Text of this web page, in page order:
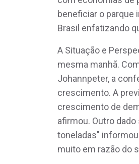
beneficiar o parque
Brasil enfatizando
A Situação e
mesma manhã.
Johannpeter, a
crescimento. A
crescimento de
afirmou. Outro
toneladas"
muito em razão do